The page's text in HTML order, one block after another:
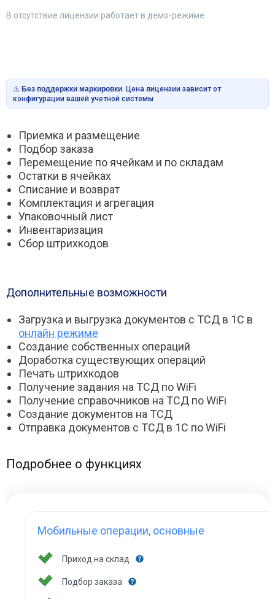
В отсутствие лицензии работает в демо-режиме
⚠️ Без поддержки маркировки. Цена лицензии зависит от
конфигурации вашей учетной системы
Приемка и размещение
Подбор заказа
Перемещение по ячейкам и по складам
Остатки в ячейках
Списание и возврат
Комплектация и агрегация
Упаковочный лист
Инвентаризация
Сбор штрихкодов
Дополнительные возможности
Загрузка и выгрузка документов с ТСД в 1С в
онлайн режиме
Создание собственных операций
Доработка существующих операций
Печать штрихкодов
Получение задания на ТСД по WiFi
Получение справочников на ТСД по WiFi
Создание документов на ТСД
Отправка документов с ТСД в 1С по WiFi
Подробнее о функциях
Мобильные операции, основные
Приход на склад
Подбор заказа